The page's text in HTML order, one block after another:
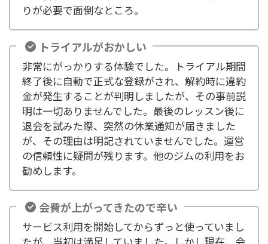
りが必要で面倒なところ。
トライアルがおかしい
非常にがっかりする体験でした。トライアル期間
終了後に自動で正式な登録がされ、解約時に違約
金が発生することが判明しましたが、その事前説
明は一切ありませんでした。最後のレッスン後に
退会を試みた際、突然の休業通知が届きました
が、その理由は明記されていませんでした。運営
の信頼性に疑問が残ります。他のジムの利用をお
勧めします。
会費が上がってきたので辛い
サービス利用を開始してからずっと使っていまし